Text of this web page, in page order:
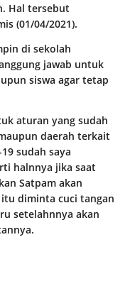
Hal tersebut
(01/04/2021).
di sekolah
jawab untuk
siswa agar tetap
aturan yang sudah
daerah terkait
sudah saya
halnnya jika saat
Satpam akan
diminta cuci tangan
setelahnnya akan